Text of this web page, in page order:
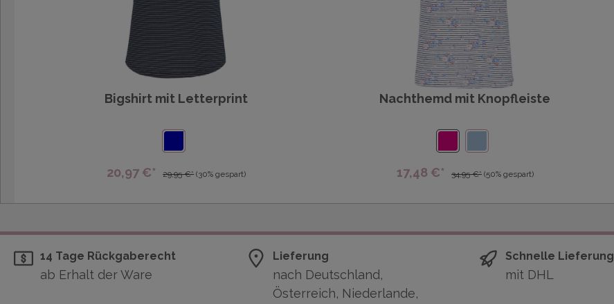
Bigshirt mit Letterprint
20,97 €* 29,95 €* (30% gespart)
Nachthemd mit Knopfleiste
17,48 €* 34,95 €* (50% gespart)
14 Tage Rückgaberecht
ab Erhalt der Ware
Lieferung
nach Deutschland,
Österreich, Niederlande,
Schnelle Lieferung
mit DHL